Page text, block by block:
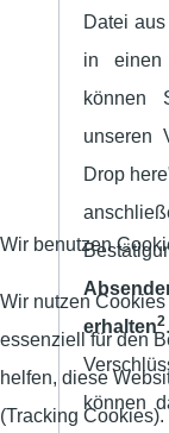
Datei
in einen
können
unseren
Drop
erhalten2
können
Wir benutzen
Wir nutzen
essenziell für den
helfen, diese
(Tracking